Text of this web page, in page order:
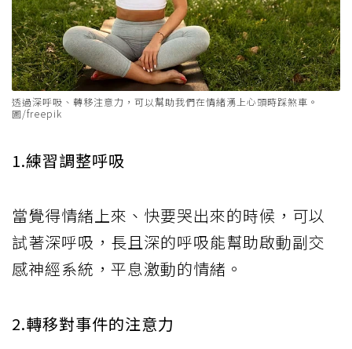
透過深呼吸、轉移注意力，可以幫助我們在情緒湧上心頭時踩煞車。
圖/freepik
1.練習調整呼吸
當覺得情緒上來、快要哭出來的時候，可以
試著深呼吸，長且深的呼吸能幫助啟動副交
感神經系統，平息激動的情緒。
2.轉移對事件的注意力